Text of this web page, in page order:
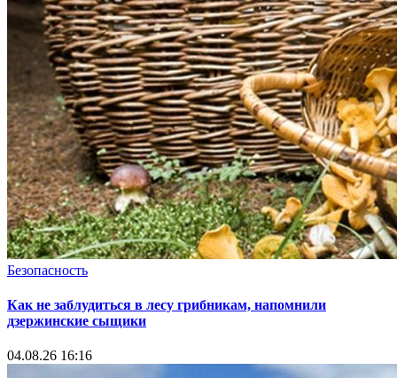
Безопасность
Как не заблудиться в лесу грибникам, напомнили
дзержинские сыщики
04.08.26 16:16